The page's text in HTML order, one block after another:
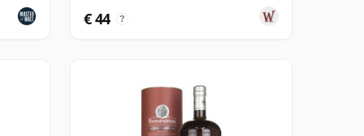
€ 44 ?